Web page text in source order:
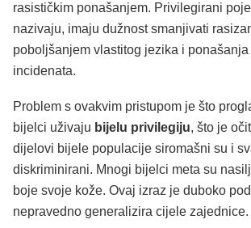
rasističkim ponašanjem. Privilegirani
nazivaju, imaju dužnost smanjivati
poboljšanjem vlastitog jezika i
incidenata.
Problem s ovakvim pristupom je što
bijelci uživaju bijelu privilegiju, što je
dijelovi bijele populacije siromašni su i
diskriminirani. Mnogi bijelci meta su
boje svoje kože. Ovaj izraz je duboko
nepravedno generalizira cijele zajednice.